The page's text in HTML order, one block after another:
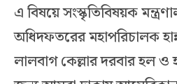
এ বিষয়ে সংস্কৃতিবিষয়ক
অধিদফতরের মহাপরিচালক
লালবাগ কেল্লার দরবার হল ও